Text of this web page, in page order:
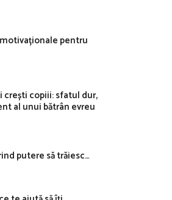
pentru
crești copiii: sfatul dur,
al unui bătrân evreu
putere să trăiesc…